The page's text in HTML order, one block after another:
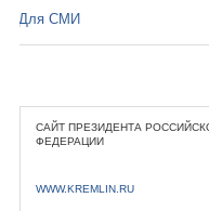
Для СМИ
САЙТ ПРЕЗИДЕНТА
ФЕДЕРАЦИИ
WWW.KREMLIN.RU